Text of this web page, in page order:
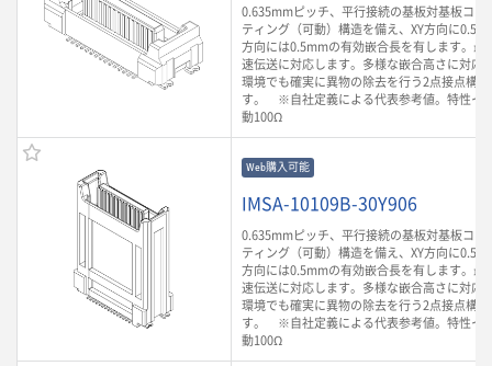
0.635mmピッチ、平行接続の基板対基板コネ
ティング（可動）構造を備え、XY方向に
方向には0.5mmの有効嵌合長を有します。
速伝送に対応します。多様な嵌合高さに対応
環境でも確実に異物の除去を行う2点接点構
す。 ※自社定義による代表参考値。特性イ
動100Ω
Web購入可能
IMSA-10109B-30Y906
0.635mmピッチ、平行接続の基板対基板コネ
ティング（可動）構造を備え、XY方向に
方向には0.5mmの有効嵌合長を有します。
速伝送に対応します。多様な嵌合高さに対応
環境でも確実に異物の除去を行う2点接点構
す。 ※自社定義による代表参考値。特性イ
動100Ω